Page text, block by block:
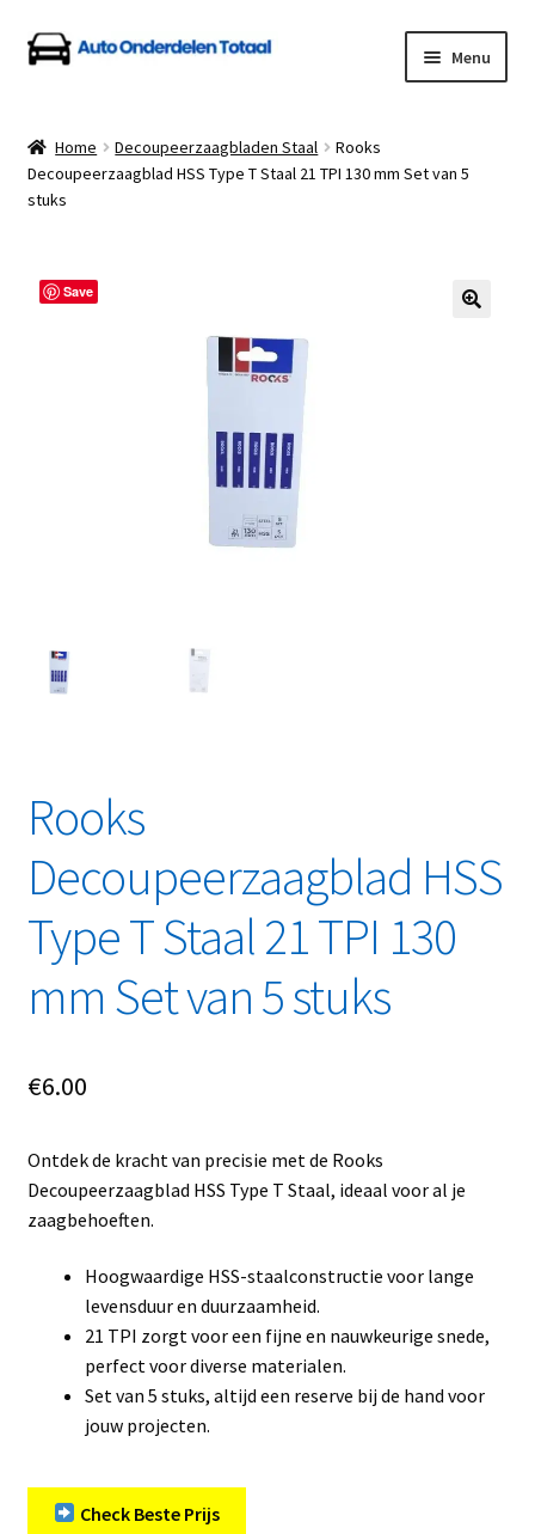
Ga
door
navigatie
Ga
naar
inhoud
Menu
Algemene Voorwaarden
Betalen en Verzenden
Over Ons
Privacybeleid
Retourbeleid
Videos
Winkelwagen
Home Decoupeerzaagbladen Staal
Rooks
Decoupeerzaagblad HSS Type T Staal 21 TPI 130 mm Set van 5
stuks
Save
Rooks
Decoupeerzaagblad HSS
Type T Staal 21 TPI 130
mm Set van 5 stuks
€6.00
Ontdek de kracht van precisie met de Rooks
Decoupeerzaagblad HSS Type T Staal, ideaal voor al je
zaagbehoeften.
Hoogwaardige HSS-staalconstructie voor lange
levensduur en duurzaamheid.
21 TPI zorgt voor een fijne en nauwkeurige snede,
perfect voor diverse materialen.
Set van 5 stuks, altijd een reserve bij de hand voor
jouw projecten.
Check Beste Prijs